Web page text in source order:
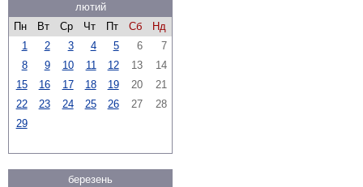
лютий
Пн
Вт Ср Чт Пт Сб
Нд
1
2 3 4 5 6
7
8
9 10 11 12 13
14
15
16 17 18 19 20
21
22
23 24 25 26 27
28
29
березень